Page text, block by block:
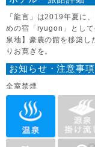
「龍言」は2019年夏に
めの宿「ryugon」とし
泉地】豪農の館を移築し
りお寛ぎを。
お知らせ・注意事項
全室禁煙